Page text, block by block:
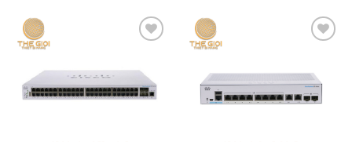
Add to
wishlist
Add to
wishlist